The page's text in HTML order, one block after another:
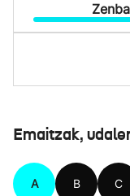
Emaitzak,
A B C